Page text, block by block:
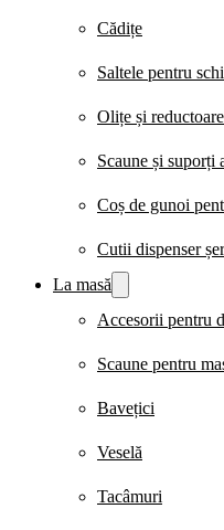
Cădițe
Saltele pentru
Olițe și
Scaune și suporți
Coș de gunoi
Cutii dispenser
La masă
Accesorii pentru
Scaune pentru
Bavețici
Veselă
Tacâmuri